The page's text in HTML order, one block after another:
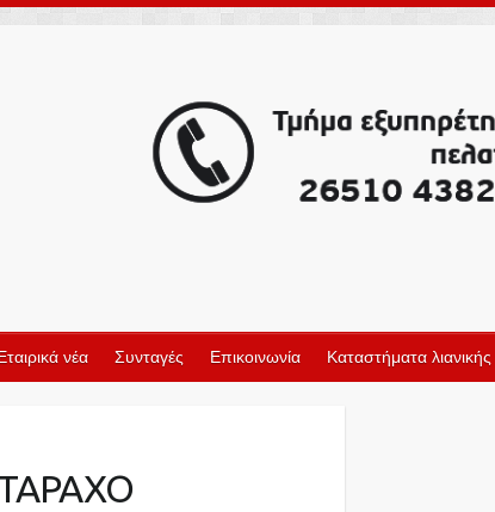
νέα Συνταγές Επικοινωνία Καταστήματα λιανικής